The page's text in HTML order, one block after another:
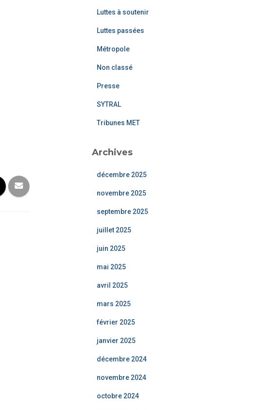
Luttes à soutenir
Luttes passées
Métropole
Non classé
Presse
SYTRAL
Tribunes MET
Archives
décembre 2025
novembre 2025
septembre 2025
juillet 2025
juin 2025
mai 2025
avril 2025
mars 2025
février 2025
janvier 2025
décembre 2024
novembre 2024
octobre 2024